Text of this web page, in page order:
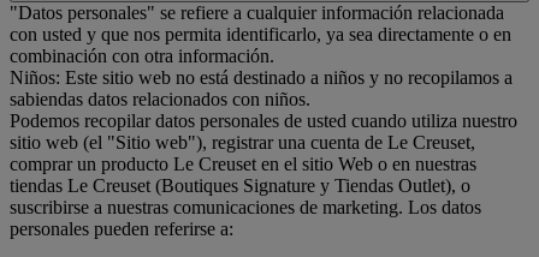
"Datos personales" se refiere a cualquier información relacionada
con usted y que nos permita identificarlo, ya sea directamente o en
combinación con otra información.
Niños: Este sitio web no está destinado a niños y no recopilamos a
sabiendas datos relacionados con niños.
Podemos recopilar datos personales de usted cuando utiliza nuestro
sitio web (el "Sitio web"), registrar una cuenta de Le Creuset,
comprar un producto Le Creuset en el sitio Web o en nuestras
tiendas Le Creuset (Boutiques Signature y Tiendas Outlet), o
suscribirse a nuestras comunicaciones de marketing. Los datos
personales pueden referirse a: